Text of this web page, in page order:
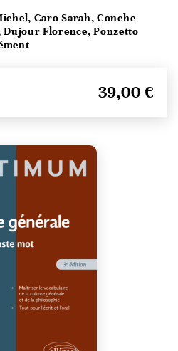
Caro Sarah, Conche
Florence, Ponzetto
39,00 €